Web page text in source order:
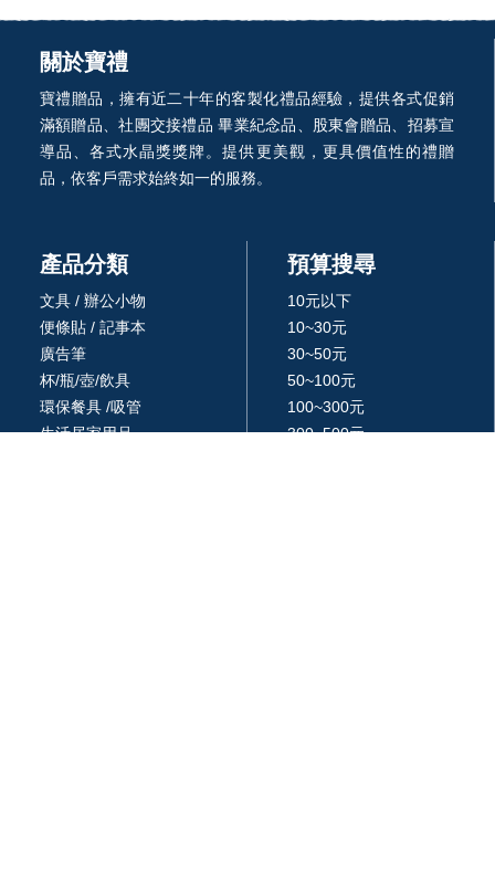
關於寶禮
寶禮贈品，擁有近二十年的客製化禮品經驗，提供各式促銷
滿額贈品、社團交接禮品 畢業紀念品、股東會贈品、招募宣
導品、各式水晶獎獎牌。提供更美觀，更具價值性的禮贈
品，依客戶需求始終如一的服務。
產品分類
文具 / 辦公小物
便條貼 / 記事本
廣告筆
杯/瓶/壺/飲具
環保餐具 /吸管
生活居家用品
預算搜尋
10元以下
10~30元
30~50元
50~100元
100~300元
300~500元